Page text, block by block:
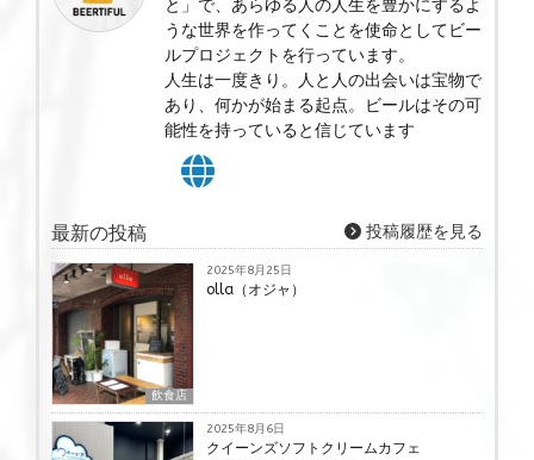
と」で、あらゆる人の人生を豊かにするよ
うな世界を作ってくことを使命としてビー
ルプロジェクトを行っています。
人生は一度きり。人と人の出会いは宝物で
あり、何かが始まる起点。ビールはその可
能性を持っていると信じています
最新の投稿 投稿履歴を見る
飲食店
2025年8月25日
olla（オジャ）
2025年8月6日
クイーンズソフトクリームカフェ